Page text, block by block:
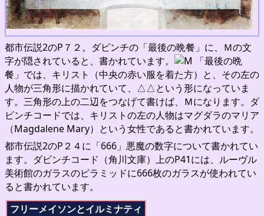
都市伝説2のP７２。ダビンチの「最後の晩餐」に、Ｍの文
字が隠されていると、書かれています。
「最後の晩
餐」では、キリスト（中央の赤い服を着た方）と、その左の
人物が三角形に描かれていて、△△という形になっていま
す。三角形の上の二辺をつなげて書けば、Ｍになります。ダ
ビンチコードでは、キリストの左の人物はマグダラのマリア
（Magdalene Mary）という女性であると書かれています。
都市伝説2のP２４に「666」悪魔の数字について書かれてい
ます。ダビンチコード（角川文庫）上のP41には、ルーヴル
美術館のガラスのピラミッドに666枚のガラスが使われてい
ると書かれています。
フリーメイソンとイルミナティ